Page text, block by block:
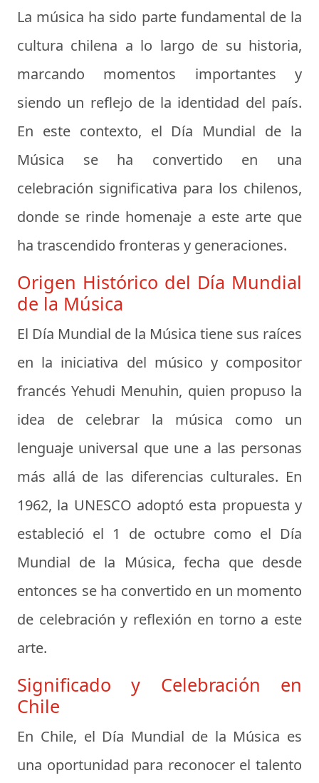
La música ha sido parte fundamental de la
cultura chilena a lo largo de su historia,
marcando momentos importantes y
siendo un reflejo de la identidad del país.
En este contexto, el Día Mundial de la
Música se ha convertido en una
celebración significativa para los chilenos,
donde se rinde homenaje a este arte que
ha trascendido fronteras y generaciones.
Origen Histórico del Día Mundial
de la Música
El Día Mundial de la Música tiene sus raíces
en la iniciativa del músico y compositor
francésYehudi Menuhin, quien propuso la
idea de celebrar la música como un
lenguaje universal que une a las personas
más allá de las diferencias culturales. En
1962, la UNESCO adoptó esta propuesta y
estableció el 1 de octubre como el Día
Mundial de la Música, fecha que desde
entonces se ha convertido en un momento
de celebración y reflexión en torno a este
arte.
Significado y Celebración en
Chile
En Chile, el Día Mundial de la Música es
una oportunidad para reconocer el talento